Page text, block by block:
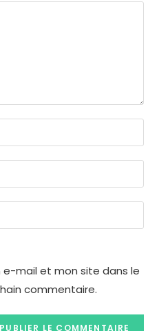
e-mail et mon site dans le
commentaire.